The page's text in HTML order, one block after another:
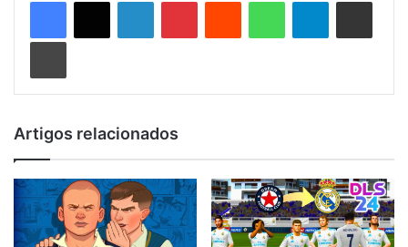
Imprimir
Artigos relacionados